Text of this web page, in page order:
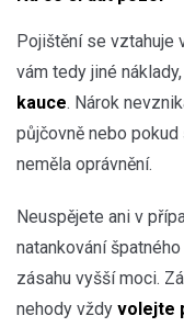
Pojištění se vztahuje
vám tedy jiné
kauce. Nárok
půjčovně nebo
neměla oprávnění.
Neuspějete ani v
natankování
zásahu vyšší moci.
nehody vždy volejte